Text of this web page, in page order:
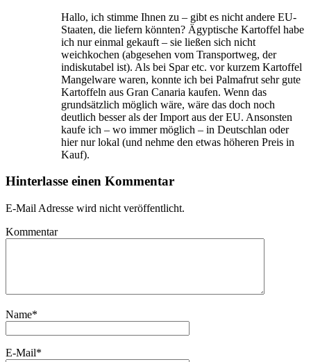
Hallo, ich stimme Ihnen zu – gibt es nicht andere EU-
Staaten, die liefern könnten? Ägyptische Kartoffel habe
ich nur einmal gekauft – sie ließen sich nicht
weichkochen (abgesehen vom Transportweg, der
indiskutabel ist). Als bei Spar etc. vor kurzem Kartoffel
Mangelware waren, konnte ich bei Palmafrut sehr gute
Kartoffeln aus Gran Canaria kaufen. Wenn das
grundsätzlich möglich wäre, wäre das doch noch
deutlich besser als der Import aus der EU. Ansonsten
kaufe ich – wo immer möglich – in Deutschlan oder
hier nur lokal (und nehme den etwas höheren Preis in
Kauf).
Hinterlasse einen Kommentar
E-Mail Adresse wird nicht veröffentlicht.
Kommentar
Name*
E-Mail*